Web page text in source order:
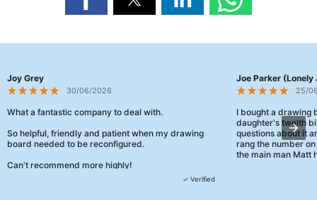
Joy Grey
30/06/2026
What a fantastic company to deal with.
So helpful, friendly and patient when my drawing
board needed to be reconfigured.
Can't recommend more highly!
✓ Verified
Joe Parker (Lonely
25/
I bought a drawing
daughter's twelth
questions about it
rang the number
the main man Matt